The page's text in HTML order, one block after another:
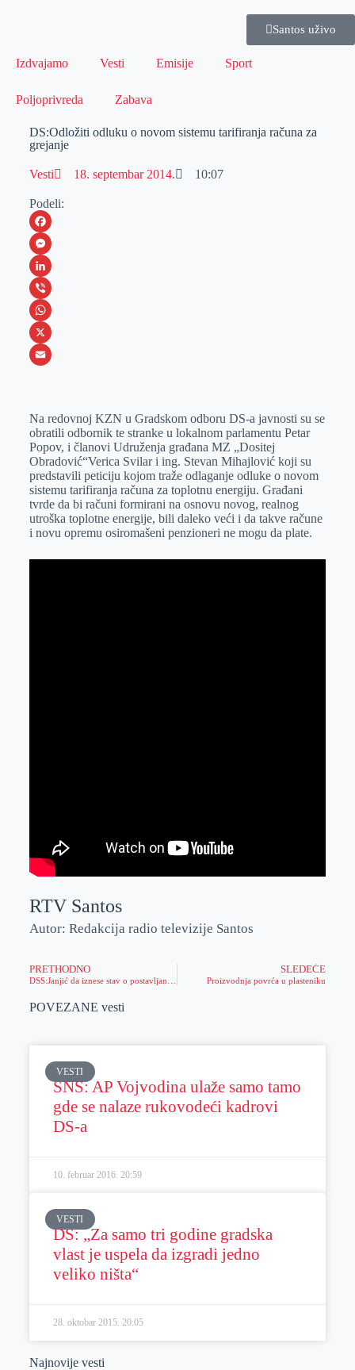
Santos uživo
Izdvajamo Vesti Emisije Sport
Poljoprivreda Zabava
DS:Odložiti odluku o novom sistemu tarifiranja računa za
grejanje
Vesti 18. septembar 2014. 10:07
Podeli:
F
a
c
e
b
o
M
e
s
s
e
e
r
L
i
n
k
I
n
V
i
b
W
h
s
A
p
p
X
a
i
l
Na redovnoj KZN u Gradskom odboru DS-a javnosti su se
obratili odbornik te stranke u lokalnom parlamentu Petar
Popov, i članovi Udruženja građana MZ „Dositej
Obradović“Verica Svilar i ing. Stevan Mihajlović koji su
predstavili peticiju kojom traže odlaganje odluke o novom
sistemu tarifiranja računa za toplotnu energiju. Građani
tvrde da bi računi formirani na osnovu novog, realnog
utroška toplotne energije, bili daleko veći i da takve račune
i novu opremu osiromašeni penzioneri ne mogu da plate.
RTV Santos
Autor: Redakcija radio televizije Santos
PRETHODNO SLEDEĆE
Proizvodnja povrća u plasteniku
POVEZANE vesti
VESTI
SNS: AP Vojvodina ulaže samo tamo
gde se nalaze rukovodeći kadrovi
DS-a
10. februar 2016. 20:59
VESTI
DS: „Za samo tri godine gradska
vlast je uspela da izgradi jedno
veliko ništa“
28. oktobar 2015. 20:05
Najnovije vesti